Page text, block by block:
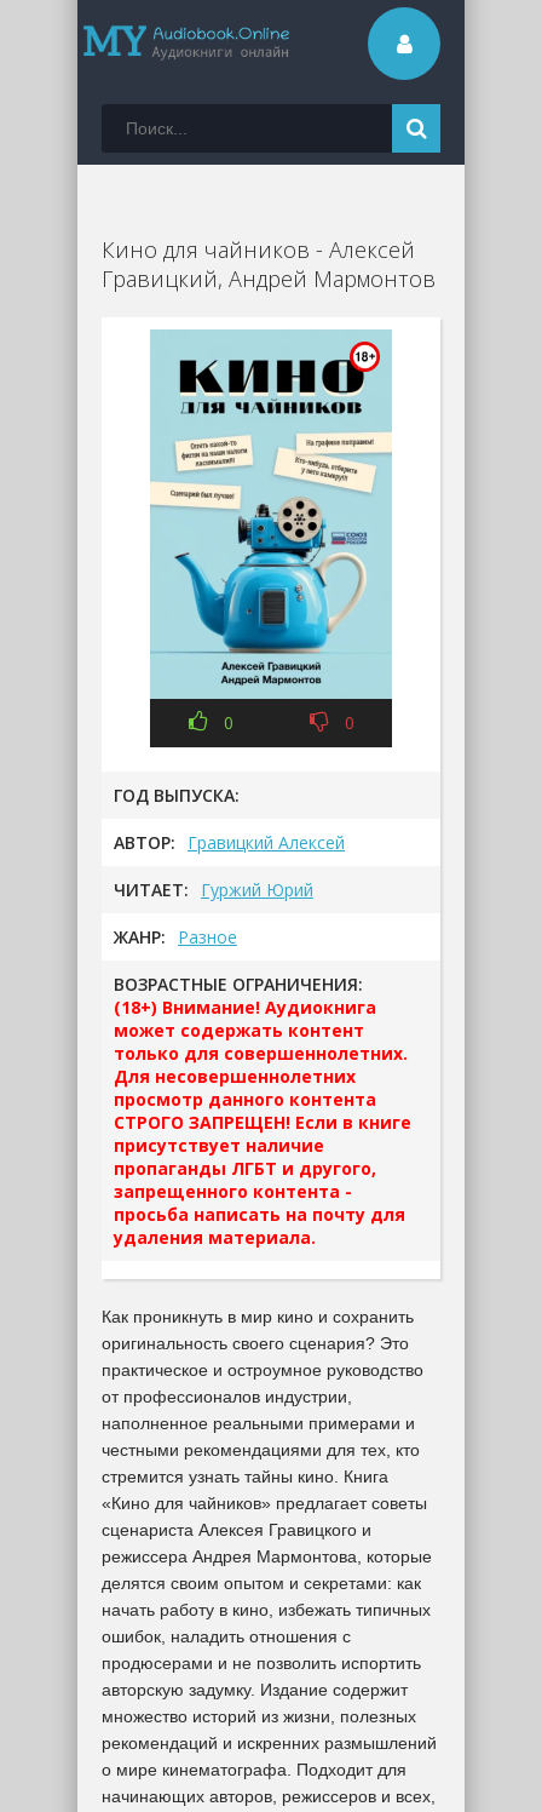
Кино для чайников - Алексей
Гравицкий, Андрей Мармонтов
0 0
ГОД ВЫПУСКА:
АВТОР: Гравицкий Алексей
ЧИТАЕТ: Гуржий Юрий
ЖАНР: Разное
ВОЗРАСТНЫЕ ОГРАНИЧЕНИЯ:
(18+) Внимание! Аудиокнига
может содержать контент
только для совершеннолетних.
Для несовершеннолетних
просмотр данного контента
СТРОГО ЗАПРЕЩЕН! Если в книге
присутствует наличие
пропаганды ЛГБТ и другого,
запрещенного контента -
просьба написать на почту для
удаления материала.
Как проникнуть в мир кино и сохранить
оригинальность своего сценария? Это
практическое и остроумное руководство
от профессионалов индустрии,
наполненное реальными примерами и
честными рекомендациями для тех, кто
стремится узнать тайны кино. Книга
«Кино для чайников» предлагает советы
сценариста Алексея Гравицкого и
режиссера Андрея Мармонтова, которые
делятся своим опытом и секретами: как
начать работу в кино, избежать типичных
ошибок, наладить отношения с
продюсерами и не позволить испортить
авторскую задумку. Издание содержит
множество историй из жизни, полезных
рекомендаций и искренних размышлений
о мире кинематографа. Подходит для
начинающих авторов, режиссеров и всех,